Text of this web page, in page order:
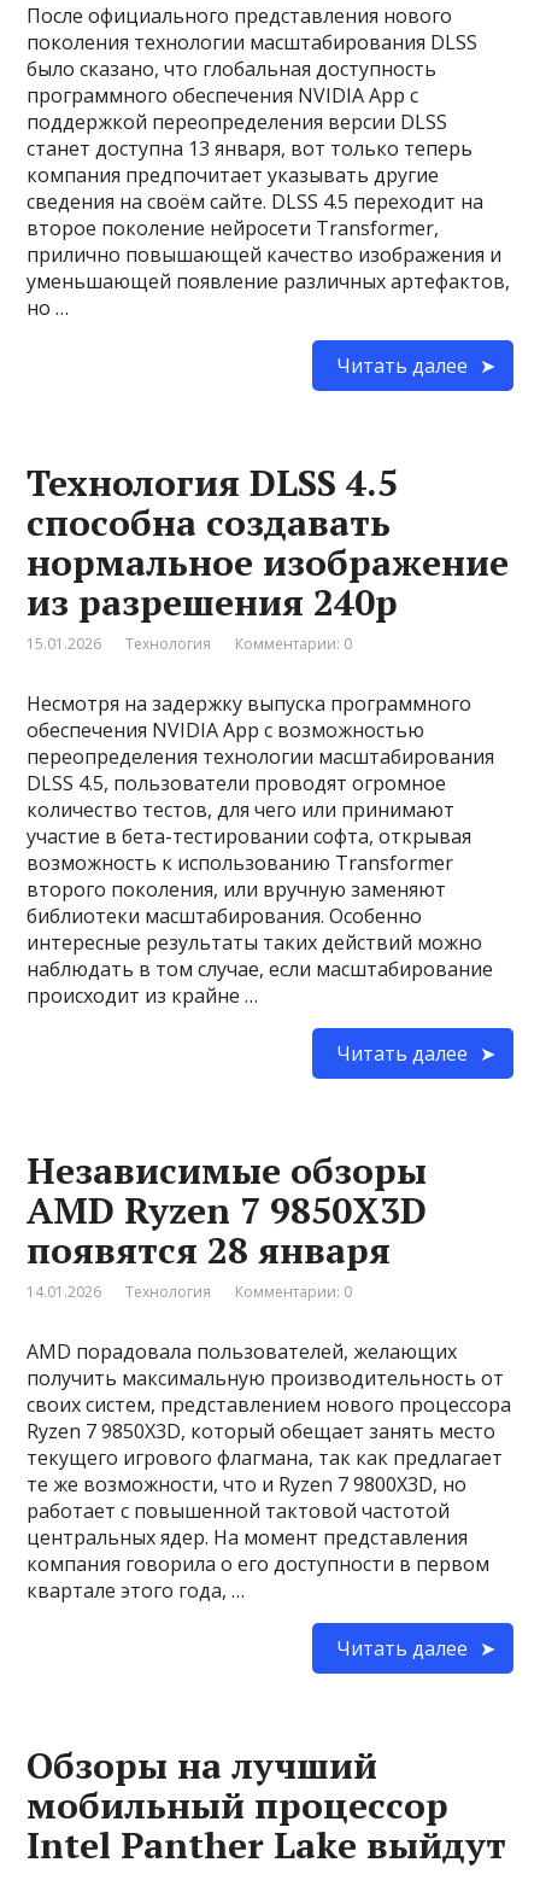
После официального представления нового
поколения технологии масштабирования DLSS
было сказано, что глобальная доступность
программного обеспечения NVIDIA App с
поддержкой переопределения версии DLSS
станет доступна 13 января, вот только теперь
компания предпочитает указывать другие
сведения на своём сайте. DLSS 4.5 переходит на
второе поколение нейросети Transformer,
прилично повышающей качество изображения и
уменьшающей появление различных артефактов,
но …
Читать далее
Технология DLSS 4.5
способна создавать
нормальное изображение
из разрешения 240p
15.01.2026 Технология Комментарии: 0
Несмотря на задержку выпуска программного
обеспечения NVIDIA App с возможностью
переопределения технологии масштабирования
DLSS 4.5, пользователи проводят огромное
количество тестов, для чего или принимают
участие в бета-тестировании софта, открывая
возможность к использованию Transformer
второго поколения, или вручную заменяют
библиотеки масштабирования. Особенно
интересные результаты таких действий можно
наблюдать в том случае, если масштабирование
происходит из крайне …
Читать далее
Независимые обзоры
AMD Ryzen 7 9850X3D
появятся 28 января
14.01.2026 Технология Комментарии: 0
AMD порадовала пользователей, желающих
получить максимальную производительность от
своих систем, представлением нового процессора
Ryzen 7 9850X3D, который обещает занять место
текущего игрового флагмана, так как предлагает
те же возможности, что и Ryzen 7 9800X3D, но
работает с повышенной тактовой частотой
центральных ядер. На момент представления
компания говорила о его доступности в первом
квартале этого года, …
Читать далее
Обзоры на лучший
мобильный процессор
Intel Panther Lake выйдут